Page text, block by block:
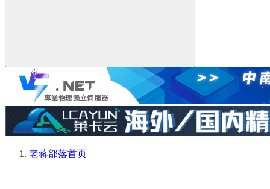
老蒋部落首页